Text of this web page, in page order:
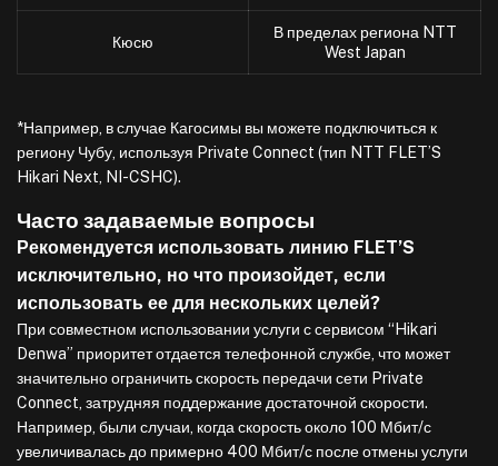
Кюсю
В пределах региона NTT
West Japan
*Например, в случае Кагосимы вы можете подключиться к
региону Чубу, используя Private Connect (тип NTT FLET’S
Hikari Next, NI-CSHC).
Часто задаваемые вопросы
Рекомендуется использовать линию FLET’S
исключительно, но что произойдет, если
использовать ее для нескольких целей?
При совместном использовании услуги с сервисом “Hikari
Denwa” приоритет отдается телефонной службе, что может
значительно ограничить скорость передачи сети Private
Connect, затрудняя поддержание достаточной скорости.
Например, были случаи, когда скорость около 100 Мбит/с
увеличивалась до примерно 400 Мбит/с после отмены услуги